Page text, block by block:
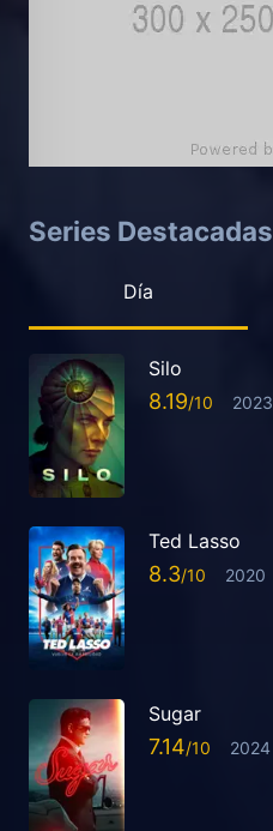
Series Destacadas
Día
Silo
8.19 2023
Ted Lasso
8.3 2020
Sugar
7.14 2024